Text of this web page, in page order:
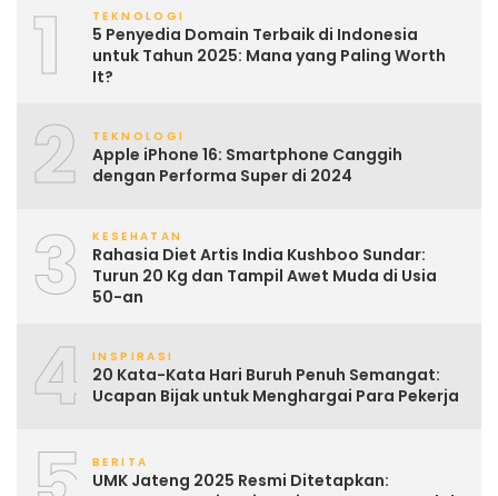
1 TEKNOLOGI
5 Penyedia Domain Terbaik di Indonesia
untuk Tahun 2025: Mana yang Paling Worth
It?
2 TEKNOLOGI
Apple iPhone 16: Smartphone Canggih
dengan Performa Super di 2024
3 KESEHATAN
Rahasia Diet Artis India Kushboo Sundar:
Turun 20 Kg dan Tampil Awet Muda di Usia
50-an
4 INSPIRASI
20 Kata-Kata Hari Buruh Penuh Semangat:
Ucapan Bijak untuk Menghargai Para Pekerja
BERITA
UMK Jateng 2025 Resmi Ditetapkan: